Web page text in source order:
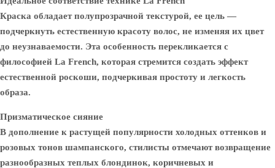
Краска обладает полупрозрачной текстурой, ее цель —
подчеркнуть естественную красоту волос, не изменяя их цвет
до неузнаваемости. Эта особенность перекликается с
философией La French, которая стремится создать эффект
естественной роскоши, подчеркивая простоту и легкость
образа.
Призматическое сияние
В дополнение к растущей популярности холодных оттенков и
розовых тонов шампанского, стилисты отмечают возвращение
разнообразных теплых блондинок, коричневых и